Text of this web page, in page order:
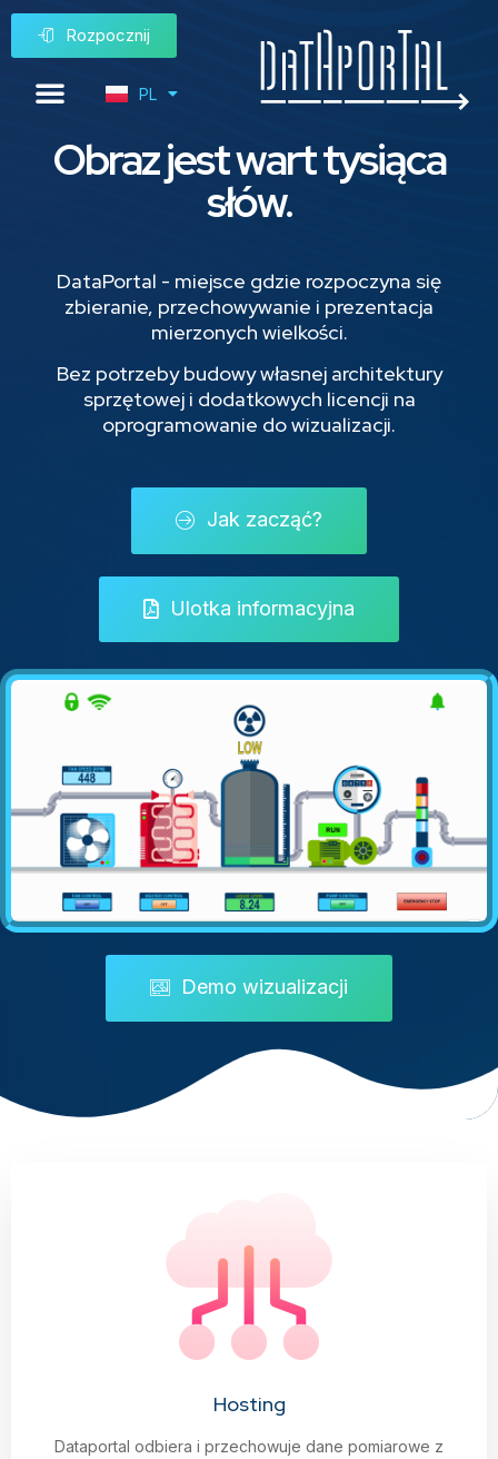
Rozpocznij
PL
EN
Obraz jest wart tysiąca
słów.
DataPortal - miejsce gdzie rozpoczyna się
zbieranie, przechowywanie i prezentacja
mierzonych wielkości.
Bez potrzeby budowy własnej architektury
sprzętowej i dodatkowych licencji na
oprogramowanie do wizualizacji.
Jak zacząć?
Ulotka informacyjna
Demo wizualizacji
Hosting
Dataportal odbiera i przechowuje dane pomiarowe z